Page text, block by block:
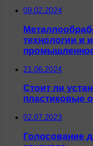
09.02.2024
технологии и
21.06.2024
Стоит ли
пластиковые
02.07.2023
Голосование